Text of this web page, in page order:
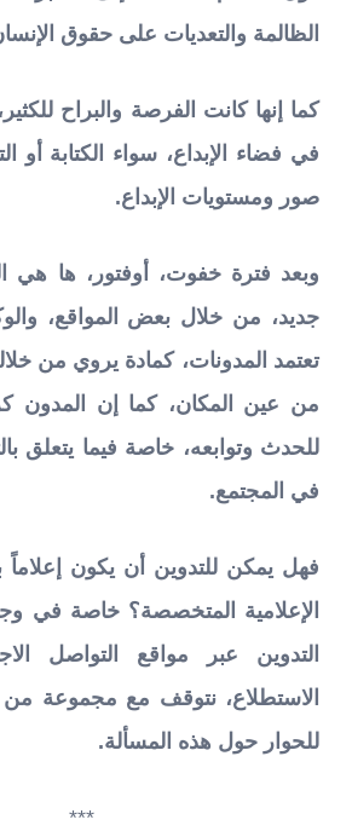
الظالمة والتعديات على حقوق
كما إنها كانت الفرصة والبراح
في فضاء الإبداع، سواء الكتابة أو
صور ومستويات الإبداع.
وبعد فترة خفوت، أوفتور، ها هي
جديد، من خلال بعض المواقع،
تعتمد المدونات، كمادة يروي من
من عين المكان، كما إن المدون
للحدث وتوابعه، خاصة فيما يتعلق
في المجتمع.
فهل يمكن للتدوين أن يكون إعلاماً
الإعلامية المتخصصة؟ خاصة في
التدوين عبر مواقع التواصل
الاستطلاع، نتوقف مع مجموعة من
للحوار حول هذه المسألة.
***